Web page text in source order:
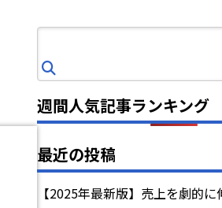
索
週間人気記事ランキング
最近の投稿
【2025年最新版】売上を劇的に